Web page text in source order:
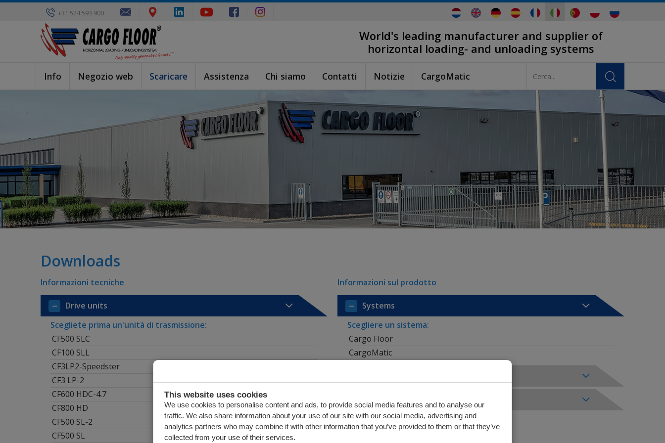
This website uses cookies
We use cookies to personalise content and ads, to provide social media features and to analyse our
traffic. We also share information about your use of our site with our social media, advertising and
analytics partners who may combine it with other information that you’ve provided to them or that they’ve
collected from your use of their services.
+31 524 593 900
World's leading manufacturer and supplier of
horizontal loading- and unloading systems
Info Negozio web Scaricare Assistenza Chi siamo Contatti Notizie CargoMatic
Downloads
Informazioni tecniche
Drive units
Scegliete prima un'unità di trasmissione:
CF500 SLC
CF100 SLL
CF3LP2-Speedster
CF3 LP-2
CF600 HDC-4.7
CF800 HD
CF500 SL-2
CF500 SL
Informazioni sul prodotto
Systems
Scegliere un sistema:
Cargo Floor
CargoMatic
Opuscolo
Lettera di notizie
Risultati
Pianale mobile Cargo Floor